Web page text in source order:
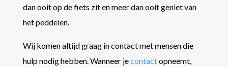
dan ooit op de fiets zit en meer dan ooit geniet van
het peddelen.
Wij komen altijd graag in contact met mensen die
hulp nodig hebben. Wanneer jecontactopneemt,